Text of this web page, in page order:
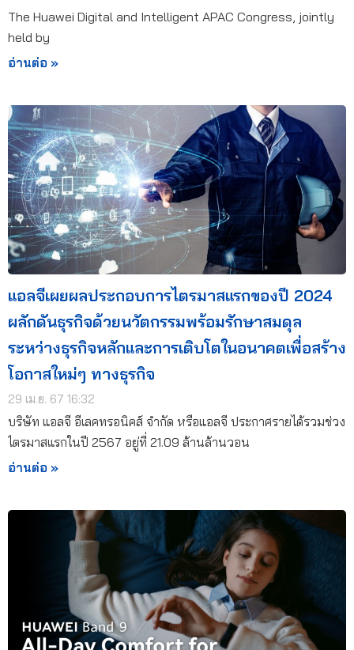
The Huawei Digital and Intelligent APAC Congress, jointly
held by
อ่านต่อ »
แอลจีเผยผลประกอบการไตรมาสแรกของปี 2024
ผลักดันธุรกิจด้วยนวัตกรรมพร้อมรักษาสมดุล
ระหว่างธุรกิจหลักและการเติบโตในอนาคตเพื่อสร้าง
โอกาสใหม่ๆ ทางธุรกิจ
29 เม.ย. 67 16:32
บริษัท แอลจี อีเลคทรอนิคส์ จำกัด หรือแอลจี ประกาศรายได้รวมช่วง
ไตรมาสแรกในปี 2567 อยู่ที่ 21.09 ล้านล้านวอน
อ่านต่อ »